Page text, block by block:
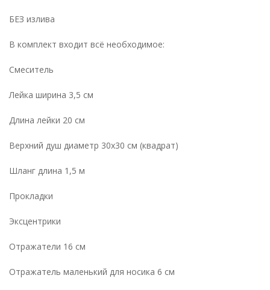
БЕЗ излива
В комплект входит всё необходимое:
Смеситель
Лейка ширина 3,5 см
Длина лейки 20 см
Верхний душ диаметр 30х30 см (квадрат)
Шланг длина 1,5 м
Прокладки
Эксцентрики
Отражатели 16 см
Отражатель маленький для носика 6 см